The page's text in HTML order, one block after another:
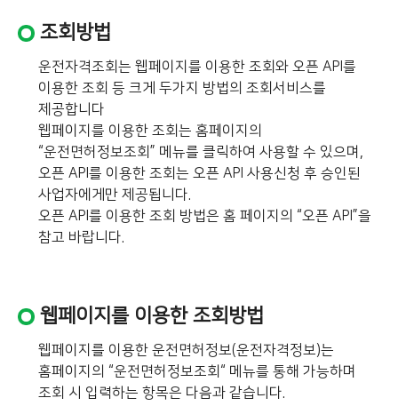
조회방법
운전자격조회는 웹페이지를 이용한 조회와 오픈 API를
이용한 조회 등 크게 두가지 방법의 조회서비스를
제공합니다
웹페이지를 이용한 조회는 홈페이지의
“운전면허정보조회” 메뉴를 클릭하여 사용할 수 있으며,
오픈 API를 이용한 조회는 오픈 API 사용신청 후 승인된
사업자에게만 제공됩니다.
오픈 API를 이용한 조회 방법은 홈 페이지의 “오픈 API”을
참고 바랍니다.
웹페이지를 이용한 조회방법
웹페이지를 이용한 운전면허정보(운전자격정보)는
홈페이지의 “운전면허정보조회“ 메뉴를 통해 가능하며
조회 시 입력하는 항목은 다음과 같습니다.